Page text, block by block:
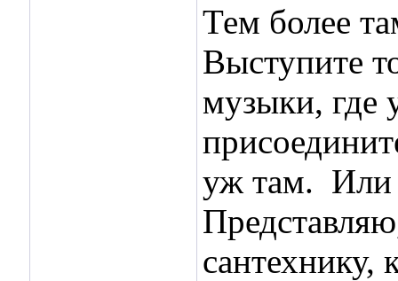
Тем более
Выступите
музыки, где
уж там. Или
сантехнику,